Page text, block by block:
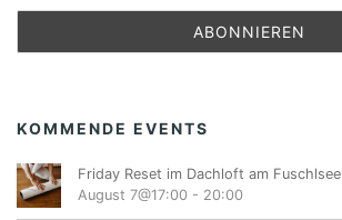
KOMMENDE EVENTS
Friday Reset im Dachloft am Fuschlsee
August 7@17:00 - 20:00